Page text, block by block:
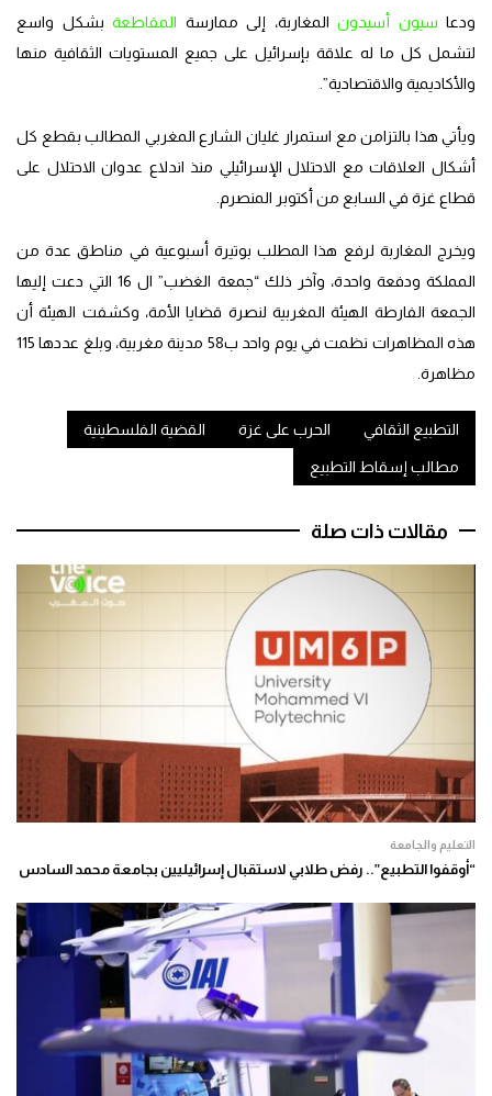
ودعا سيون أسيدون المغاربة، إلى ممارسة المقاطعة بشكل واسع
لتشمل كل ما له علاقة بإسرائيل على جميع المستويات الثقافية منها
والأكاديمية والاقتصادية”.
ويأتي هذا بالتزامن مع استمرار غليان الشارع المغربي المطالب بقطع كل
أشكال العلاقات مع الاحتلال الإسرائيلي منذ اندلاع عدوان الاحتلال على
قطاع غزة في السابع من أكتوبر المنصرم.
ويخرج المغاربة لرفع هذا المطلب بوتيرة أسبوعية في مناطق عدة من
المملكة ودفعة واحدة، وآخر ذلك “جمعة الغضب” ال 16 التي دعت إليها
الجمعة الفارطة الهيئة المغربية لنصرة قضايا الأمة، وكشفت الهيئة أن
هذه المظاهرات نظمت في يوم واحد ب58 مدينة مغربية، وبلغ عددها 115
مظاهرة.
التطبيع الثقافي الحرب على غزة القضية الفلسطينية
مطالب إسقاط التطبيع
مقالات ذات صلة
التعليم والجامعة
“أوقفوا التطبيع”.. رفض طلابي لاستقبال إسرائيليين بجامعة محمد السادس